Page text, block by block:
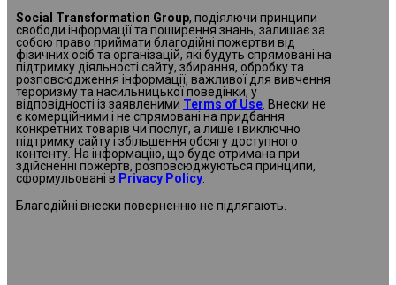
Social Transformation Group, подіялючи принципи
свободи інформації та поширення знань, залишає за
собою право приймати благодійні пожертви від
фізичних осіб та організацій, які будуть спрямовані на
підтримку діяльності сайту, збирання, обробку та
розповсюдження інформації, важливої для вивчення
тероризму та насильницької поведінки, у
відповідності із заявленими Terms of Use . Внески не
є комерційними і не спрямовані на придбання
конкретних товарів чи послуг, а лише і виключно
підтримку сайту і збільшення обсягу доступного
контенту На інформацію, що буде отримана при
здійсненні пожертв, розповсюджуються принципи,
сформульовані в Privacy Policy
Благодійні внески поверненню не підлягають.